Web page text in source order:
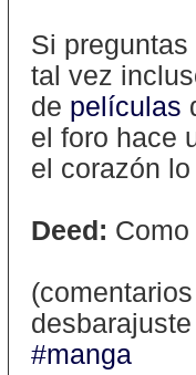
Si
tal vez
de películas
el foro hace
el corazón
Deed:
#manga